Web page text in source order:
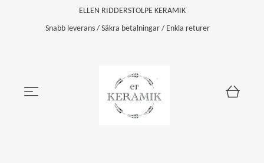
ELLEN RIDDERSTOLPE KERAMIK
Snabb leverans / Säkra betalningar / Enkla returer